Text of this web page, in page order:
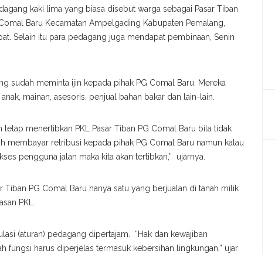
kaki lima yang biasa disebut warga sebagai Pasar Tiban
Baru Kecamatan Ampelgading Kabupaten Pemalang,
Selain itu para pedagang juga mendapat pembinaan, Senin
sudah meminta ijin kepada pihak PG Comal Baru. Mereka
mainan, asesoris, penjual bahan bakar dan lain-lain.
menertibkan PKL Pasar Tiban PG Comal Baru bila tidak
membayar retribusi kepada pihak PG Comal Baru namun kalau
pengguna jalan maka kita akan tertibkan,” ujarnya.
PG Comal Baru hanya satu yang berjualan di tanah milik
PKL.
(aturan) pedagang dipertajam. “Hak dan kewajiban
fungsi harus diperjelas termasuk kebersihan lingkungan,” ujar